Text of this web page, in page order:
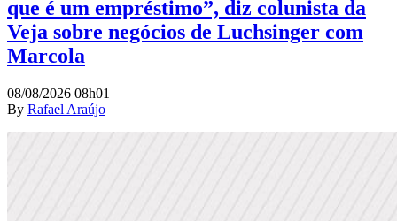
que é um empréstimo”, diz colunista da
Veja sobre negócios de Luchsinger com
Marcola
08/08/2026 08h01
By Rafael Araújo